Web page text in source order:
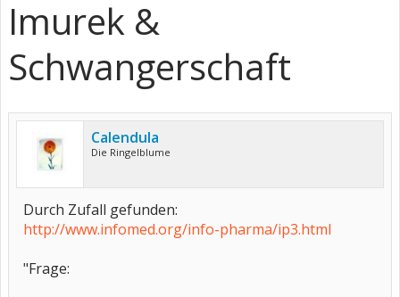
Imurek &
Schwangerschaft
Calendula
Die Ringelblume
Durch Zufall gefunden:
http://www.infomed.org/info-pharma/ip3.html
"Frage: